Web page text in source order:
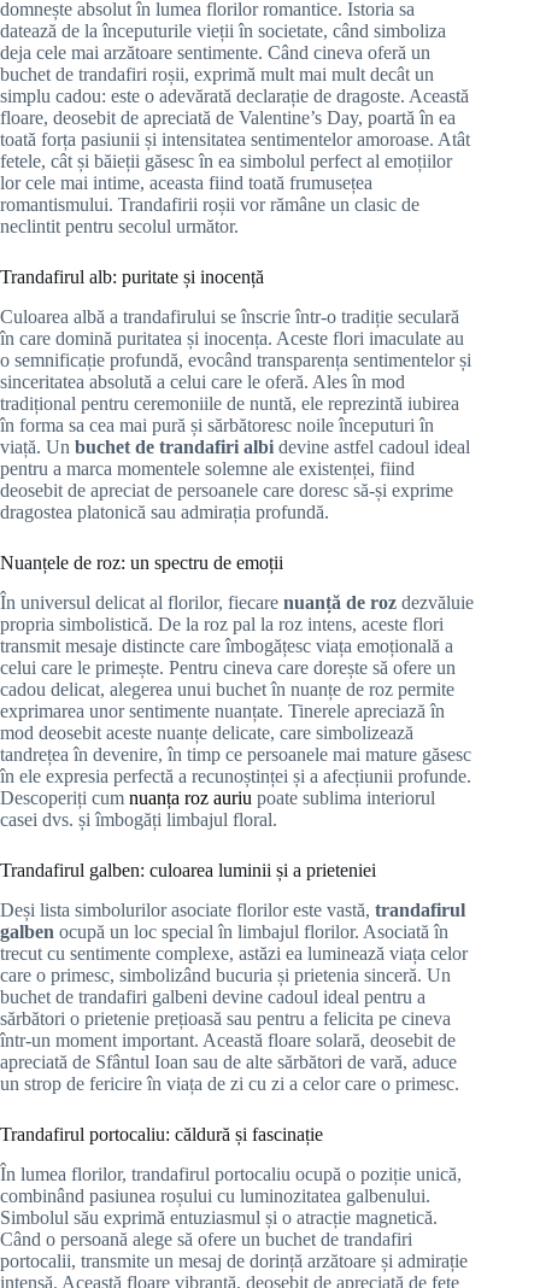
domnește absolut în lumea florilor romantice. Istoria sa
datează de la începuturile vieții în societate, când simboliza
deja cele mai arzătoare sentimente. Când cineva oferă un
buchet de trandafiri roșii, exprimă mult mai mult decât un
simplu cadou: este o adevărată declarație de dragoste. Această
floare, deosebit de apreciată de Valentine’s Day, poartă în ea
toată forța pasiunii și intensitatea sentimentelor amoroase. Atât
fetele, cât și băieții găsesc în ea simbolul perfect al emoțiilor
lor cele mai intime, aceasta fiind toată frumusețea
romantismului. Trandafirii roșii vor rămâne un clasic de
neclintit pentru secolul următor.
Trandafirul alb: puritate și inocență
Culoarea albă a trandafirului se înscrie într-o tradiție seculară
în care domină puritatea și inocența. Aceste flori imaculate au
o semnificație profundă, evocând transparența sentimentelor și
sinceritatea absolută a celui care le oferă. Ales în mod
tradițional pentru ceremoniile de nuntă, ele reprezintă iubirea
în forma sa cea mai pură și sărbătoresc noile începuturi în
viață. Un buchet de trandafiri albi devine astfel cadoul ideal
pentru a marca momentele solemne ale existenței, fiind
deosebit de apreciat de persoanele care doresc să-și exprime
dragostea platonică sau admirația profundă.
Nuanțele de roz: un spectru de emoții
În universul delicat al florilor, fiecare nuanță de roz dezvăluie
propria simbolistică. De la roz pal la roz intens, aceste flori
transmit mesaje distincte care îmbogățesc viața emoțională a
celui care le primește. Pentru cineva care dorește să ofere un
cadou delicat, alegerea unui buchet în nuanțe de roz permite
exprimarea unor sentimente nuanțate. Tinerele apreciază în
mod deosebit aceste nuanțe delicate, care simbolizează
tandrețea în devenire, în timp ce persoanele mai mature găsesc
în ele expresia perfectă a recunoștinței și a afecțiunii profunde.
Descoperiți cum nuanța roz auriu poate sublima interiorul
casei dvs. și îmbogăți limbajul floral.
Trandafirul galben: culoarea luminii și a prieteniei
Deși lista simbolurilor asociate florilor este vastă, trandafirul
galben ocupă un loc special în limbajul florilor. Asociată în
trecut cu sentimente complexe, astăzi ea luminează viața celor
care o primesc, simbolizând bucuria și prietenia sinceră. Un
buchet de trandafiri galbeni devine cadoul ideal pentru a
sărbători o prietenie prețioasă sau pentru a felicita pe cineva
într-un moment important. Această floare solară, deosebit de
apreciată de Sfântul Ioan sau de alte sărbători de vară, aduce
un strop de fericire în viața de zi cu zi a celor care o primesc.
Trandafirul portocaliu: căldură și fascinație
În lumea florilor, trandafirul portocaliu ocupă o poziție unică,
combinând pasiunea roșului cu luminozitatea galbenului.
Simbolul său exprimă entuziasmul și o atracție magnetică.
Când o persoană alege să ofere un buchet de trandafiri
portocalii, transmite un mesaj de dorință arzătoare și admirație
intensă. Această floare vibrantă, deosebit de apreciată de fete